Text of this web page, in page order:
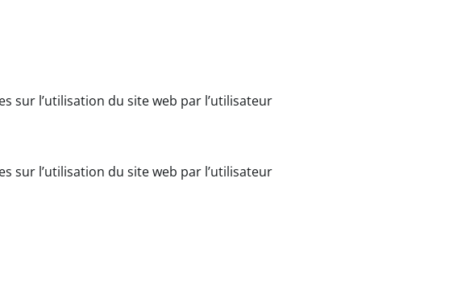
sur l’utilisation du site web par l’utilisateur
sur l’utilisation du site web par l’utilisateur